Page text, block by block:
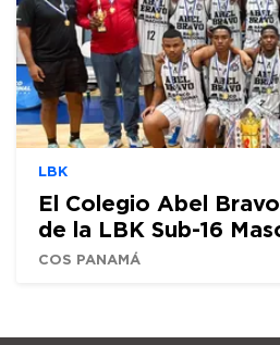
LBK
El Colegio Abel
de la LBK Sub-16
COS PANAMÁ